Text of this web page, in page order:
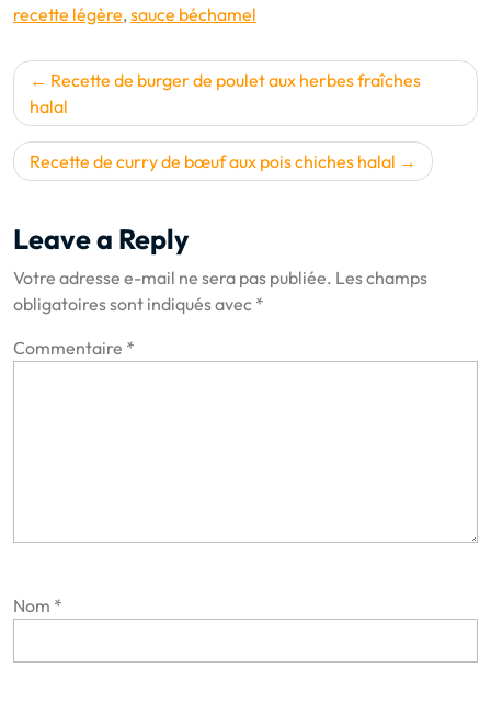
recette légère, sauce béchamel
Navigation
de
l’article
Recette de burger de poulet aux herbes fraîches
halal
Recette de curry de bœuf aux pois chiches halal
Leave a Reply
Votre adresse e-mail ne sera pas publiée. Les champs
obligatoires sont indiqués avec *
Commentaire *
Nom *